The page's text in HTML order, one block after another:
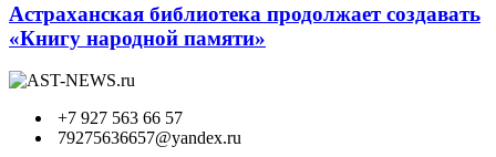
Астраханская библиотека продолжает создавать
«Книгу народной памяти»
+7 927 563 66 57
79275636657@yandex.ru